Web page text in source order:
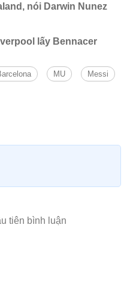
nói Darwin Nunez
lấy Bennacer
MU Messi